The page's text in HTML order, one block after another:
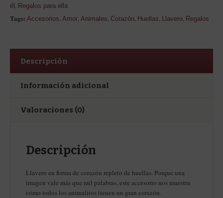
él , Regalos para ella
Tags: Accesorios, Amor, Animales, Corazón, Huellas, Llavero, Regalos
Descripción
Información adicional
Valoraciones (0)
Descripción
Llavero en forma de corazón repleto de huellas. Porque una
imagen vale más que mil palabras, este accesorio nos muestra
cómo todos los animalitos tienen un gran corazón.